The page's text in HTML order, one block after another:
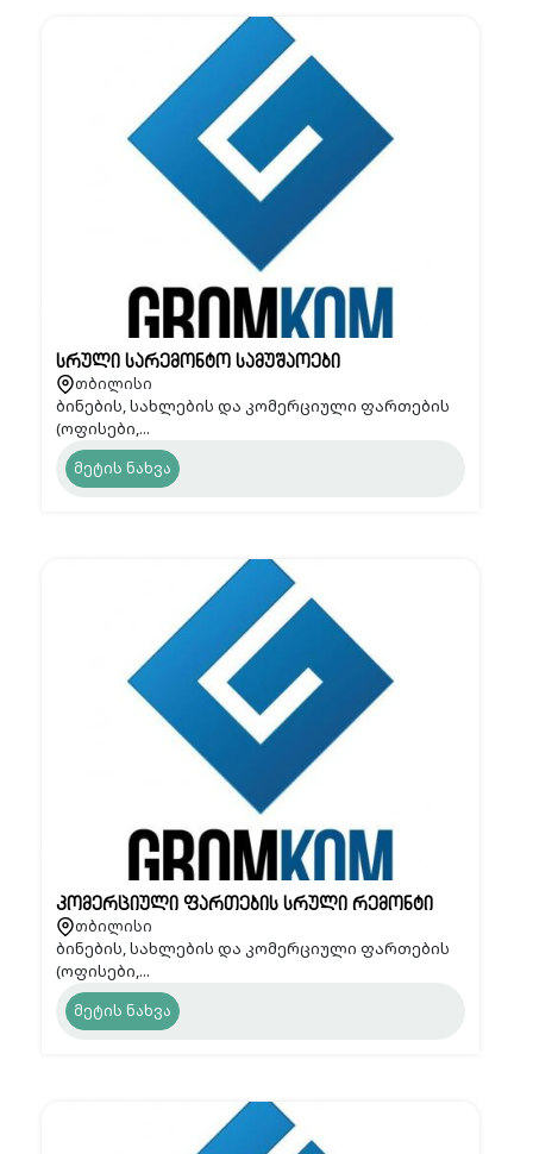
სრული სარემონტო სამუშაოები
თბილისი
ბინების, სახლების და კომერციული ფართების
(ოფისები,...
მეტის ნახვა
კომერციული ფართების სრული რემონტი
თბილისი
ბინების, სახლების და კომერციული ფართების
(ოფისები,...
მეტის ნახვა